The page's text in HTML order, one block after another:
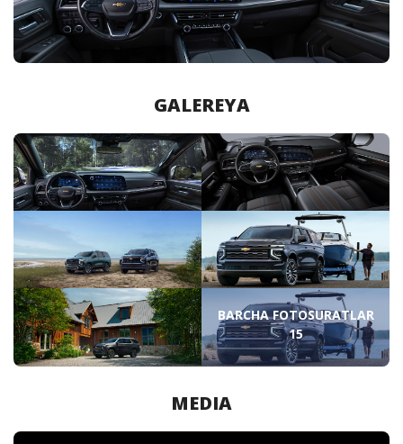
GALEREYA
BARCHA FOTOSURATLAR
15
MEDIA